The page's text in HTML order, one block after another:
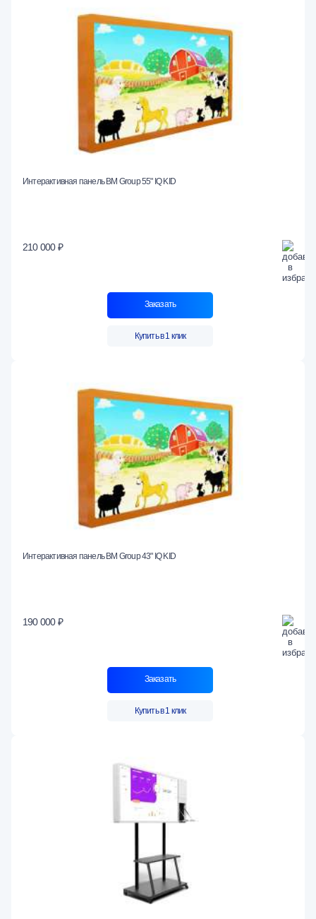
Интерактивная панель BM Group 55" IQ KID
210 000 ₽
Заказать
Купить в 1 клик
Интерактивная панель BM Group 43" IQ KID
190 000 ₽
Заказать
Купить в 1 клик